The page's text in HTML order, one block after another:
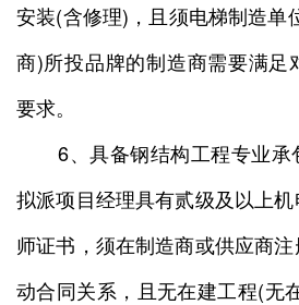
安装(含修理)，且须电梯制造单
商)所投品牌的制造商需要满足
要求。
6、具备钢结构工程专业承
拟派项目经理具有贰级及以上
师证书，须在制造商或供应商
动合同关系，且无在建工程(无